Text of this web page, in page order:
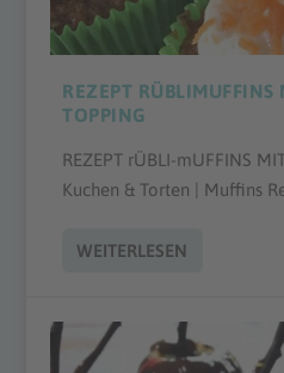
REZEPT RÜBLIMUFFINS
TOPPING
REZEPT rÜBLI-mUFFINS
Kuchen & Torten | Muffins
WEITERLESEN